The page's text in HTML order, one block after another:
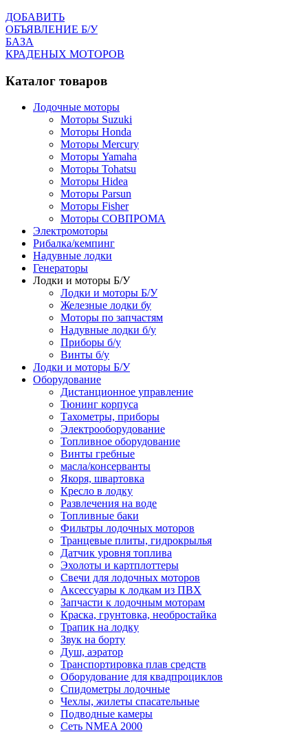
ДОБАВИТЬ
ОБЪЯВЛЕНИЕ Б/У
БАЗА
КРАДЕНЫХ МОТОРОВ
Каталог товаров
Лодочные моторы
Моторы Suzuki
Моторы Honda
Моторы Mercury
Моторы Yamaha
Моторы Tohatsu
Моторы Hidea
Моторы Parsun
Моторы Fisher
Моторы СОВПРОМА
Электромоторы
Рибалка/кемпинг
Надувные лодки
Генераторы
Лодки и моторы Б/У
Лодки и моторы Б/У
Железные лодки бу
Моторы по запчастям
Надувные лодки б/у
Приборы б/у
Винты б/у
Лодки и моторы Б/У
Оборудование
Дистанционное управление
Тюнинг корпуса
Тахометры, приборы
Электрооборудование
Топливное оборудование
Винты гребные
масла/консерванты
Якоря, швартовка
Кресло в лодку
Развлечения на воде
Топливные баки
Фильтры лодочных моторов
Транцевые плиты, гидрокрылья
Датчик уровня топлива
Эхолоты и картплоттеры
Cвечи для лодочных моторов
Аксессуары к лодкам из ПВХ
Запчасти к лодочным моторам
Краска, грунтовка, необростайка
Трапик на лодку
Звук на борту
Душ, аэратор
Транспортировка плав средств
Оборудование для квадпроциклов
Спидометры лодочные
Чехлы, жилеты спасательные
Подводные камеры
Сеть NMEA 2000